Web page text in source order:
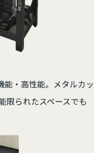
能・高性能。メタルカッ
限られたスペースでも